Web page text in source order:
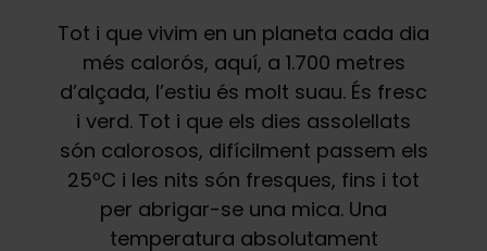
Tot i que vivim en un planeta cada dia
més calorós, aquí, a 1.700 metres
d’alçada, l’estiu és molt suau. És fresc
i verd. Tot i que els dies assolellats
són calorosos, difícilment passem els
25ºC i les nits són fresques, fins i tot
per abrigar-se una mica. Una
temperatura absolutament